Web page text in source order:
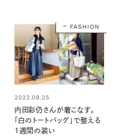
FASHION
2022.09.25
内田彩仍さんが着こなす。
「白のトートバッグ」で整える
1週間の装い